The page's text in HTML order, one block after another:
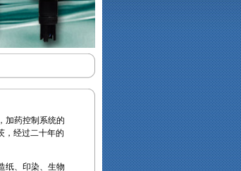
加药控制系统的
，经过二十年的
纸、印染、生物